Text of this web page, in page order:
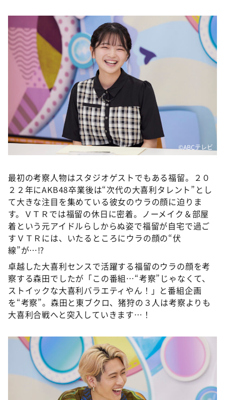
©ABCテレビ
最初の考察人物はスタジオゲストでもある福留。２０
２２年にAKB48卒業後は“次代の大喜利タレント”とし
て大きな注目を集めている彼女のウラの顔に迫りま
す。ＶＴＲでは福留の休日に密着。ノーメイク＆部屋
着という元アイドルらしからぬ姿で福留が自宅で過ご
すＶＴＲには、いたるところにウラの顔の“伏
線”が…⁉
卓越した大喜利センスで活躍する福留のウラの顔を考
察する森田でしたが「この番組…“考察”じゃなくて、
ストイックな大喜利バラエティやん！」と番組企画
を“考察”。森田と東ブクロ、猪狩の３人は考察よりも
大喜利合戦へと突入していきます…！